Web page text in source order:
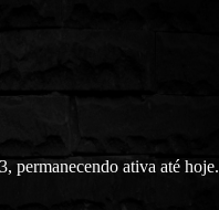
permanecendo ativa até